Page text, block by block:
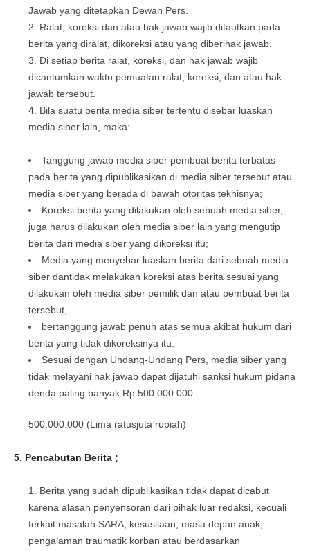
Jawab yang ditetapkan Dewan Pers.
Ralat, koreksi dan atau hak jawab wajib ditautkan pada
berita yang diralat, dikoreksi atau yang diberihak jawab.
Di setiap berita ralat, koreksi, dan hak jawab wajib
dicantumkan waktu pemuatan ralat, koreksi, dan atau hak
jawab tersebut.
Bila suatu berita media siber tertentu disebar luaskan
media siber lain, maka:
Tanggung jawab media siber pembuat berita terbatas
pada berita yang dipublikasikan di media siber tersebut atau
media siber yang berada di bawah otoritas teknisnya;
Koreksi berita yang dilakukan oleh sebuah media siber,
juga harus dilakukan oleh media siber lain yang mengutip
berita dari media siber yang dikoreksi itu;
Media yang menyebar luaskan berita dari sebuah media
siber dantidak melakukan koreksi atas berita sesuai yang
dilakukan oleh media siber pemilik dan atau pembuat berita
tersebut,
bertanggung jawab penuh atas semua akibat hukum dari
berita yang tidak dikoreksinya itu.
Sesuai dengan Undang-Undang Pers, media siber yang
tidak melayani hak jawab dapat dijatuhi sanksi hukum pidana
denda paling banyak Rp.500.000.000
500.000.000 (Lima ratusjuta rupiah)
5. Pencabutan Berita ;
Berita yang sudah dipublikasikan tidak dapat dicabut
karena alasan penyensoran dari pihak luar redaksi, kecuali
terkait masalah SARA, kesusilaan, masa depan anak,
pengalaman traumatik korban atau berdasarkan